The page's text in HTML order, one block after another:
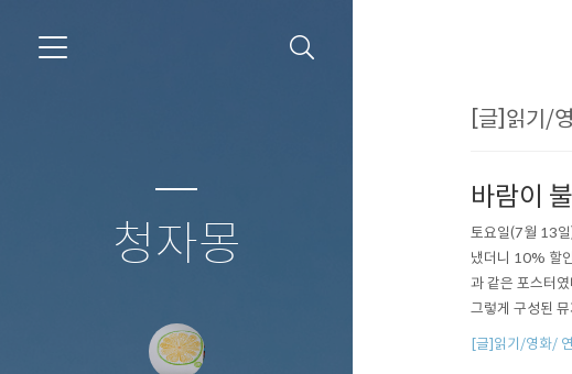
청자몽
[글]읽기/
바람이
토요일(7월 13일
냈더니 10% 할
과 같은 포스터
그렇게 구성된
테이프 늘어질때
[글]읽기/영화/